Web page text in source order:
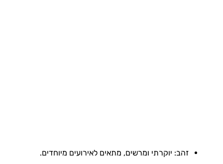
זהב: יוקרתי ומרשים, מתאים לאירועים מיוחדים.